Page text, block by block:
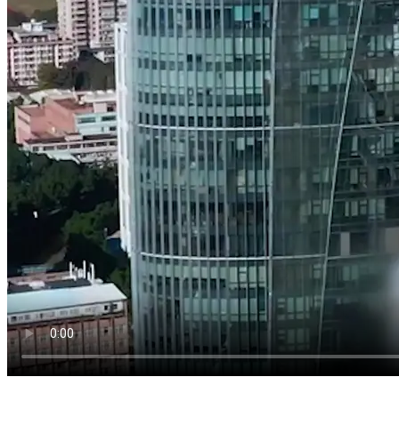
Click to unmute
aber wir nicht qualifiziert genug.